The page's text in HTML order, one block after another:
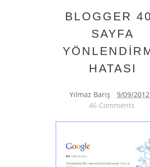
BLOGGER
SAYFA
HATASI
Yılmaz Barış
9/09/2012
46 Comments